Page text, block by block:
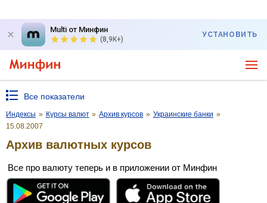
Multi от Минфин
(8,9K+)
УСТАНОВИТЬ
Все показатели
Индексы » Курсы валют » Архив курсов » Украинские банки »
15.08.2007
Архив валютных курсов
Все про валюту теперь и в приложении от Минфин